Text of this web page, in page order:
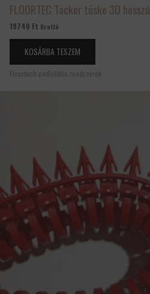
FLOORTEC Tacker tüske 3D hosszú
19740 Ft Bruttó
KOSÁRBA TESZEM
Floortech padlófűtés rendszerek